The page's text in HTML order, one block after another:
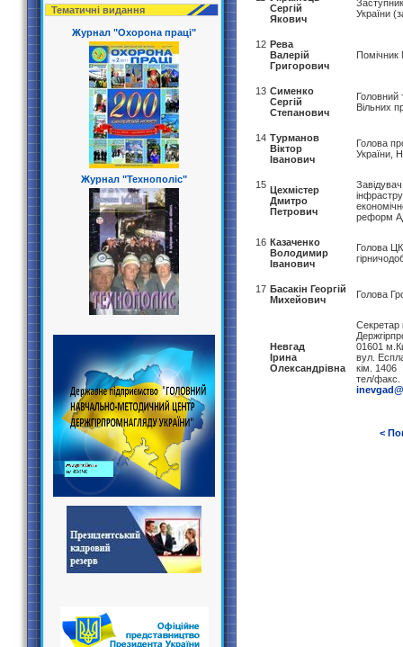
Тематичні видання
Журнал "Охорона праці"
Журнал "Технополіс"
Сергій
Якович
України
12 Рева
Валерій
Григорович
Помічник
13 Сименко
Сергій
Степанович
Головний
Вільних
14 Турманов
Віктор
Іванович
Голова
України,
15 Цехмістер
Дмитро
Петрович
реформ
16 Казаченко
Володимир
Іванович
Голова
17 Басакін Георгій
Михейович
Голова
Невгад
Ірина
Олександрівна
Секретар
01601
вул.
кім. 1406
тел/факс.
<